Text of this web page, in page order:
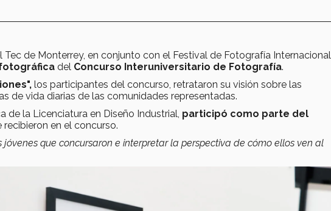
de Monterrey, en conjunto con el Festival de Fotografía Internacional
del Concurso Interuniversitario de Fotografía.
los participantes del concurso, retrataron su visión sobre las
de vida diarias de las comunidades representadas.
de la Licenciatura en Diseño Industrial, participó como parte del
en el concurso.
que concursaron e interpretar la perspectiva de cómo ellos ven al